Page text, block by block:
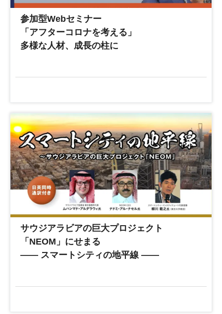
参加型Webセミナー
「アフターコロナを考える」
多様な人材、成長の柱に
サウジアラビアの巨大プロジェクト
「NEOM」にせまる
―― スマートシティの地平線 ――